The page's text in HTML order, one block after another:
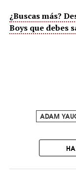
¿Buscas más?
Boys que debes
ADAM